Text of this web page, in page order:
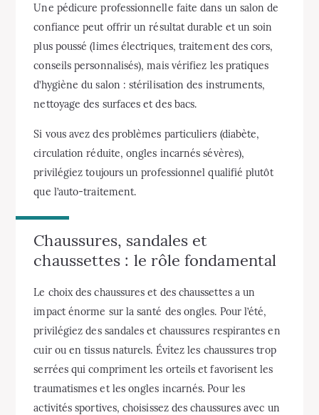
Une pédicure professionnelle faite dans un salon de
confiance peut offrir un résultat durable et un soin
plus poussé (limes électriques, traitement des cors,
conseils personnalisés), mais vérifiez les pratiques
d’hygiène du salon : stérilisation des instruments,
nettoyage des surfaces et des bacs.
Si vous avez des problèmes particuliers (diabète,
circulation réduite, ongles incarnés sévères),
privilégiez toujours un professionnel qualifié plutôt
que l’auto-traitement.
Chaussures, sandales et
chaussettes : le rôle fondamental
Le choix des chaussures et des chaussettes a un
impact énorme sur la santé des ongles. Pour l’été,
privilégiez des sandales et chaussures respirantes en
cuir ou en tissus naturels. Évitez les chaussures trop
serrées qui compriment les orteils et favorisent les
traumatismes et les ongles incarnés. Pour les
activités sportives, choisissez des chaussures avec un